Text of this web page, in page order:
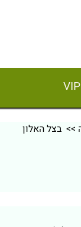
VIP
>> בצל האלון